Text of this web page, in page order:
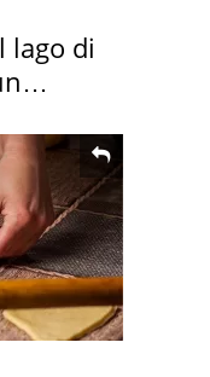
lago di